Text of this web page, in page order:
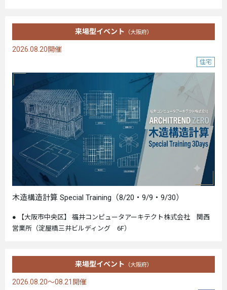
来場型イベント （大阪府）
2026.08.20開催
住宅
木造構造計算 Special Training（8/20・9/9・9/30）
【大阪市中央区】 福井コンピュータアーキテクト株式会社 関西
営業所（淀屋橋三井ビルディング 6F）
来場型イベント （大阪府）
2026.08.20～08.21開催